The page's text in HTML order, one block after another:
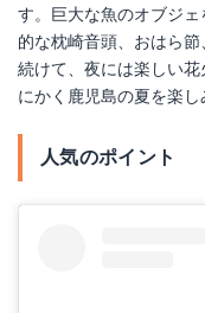
す。巨大な魚のオブジ
的な枕崎音頭、おはら
続けて、夜には楽しい
にかく鹿児島の夏を楽し
人気のポイント